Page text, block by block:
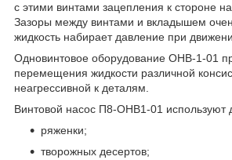
с этими винтами зацепления к стороне
Зазоры между винтами и вкладышем
жидкость набирает давление при
Одновинтовое оборудование ОНВ-1-01
перемещения жидкости различной
неагрессивной к деталям.
Винтовой насос П8-ОНВ1-01 используют
ряженки;
творожных десертов;